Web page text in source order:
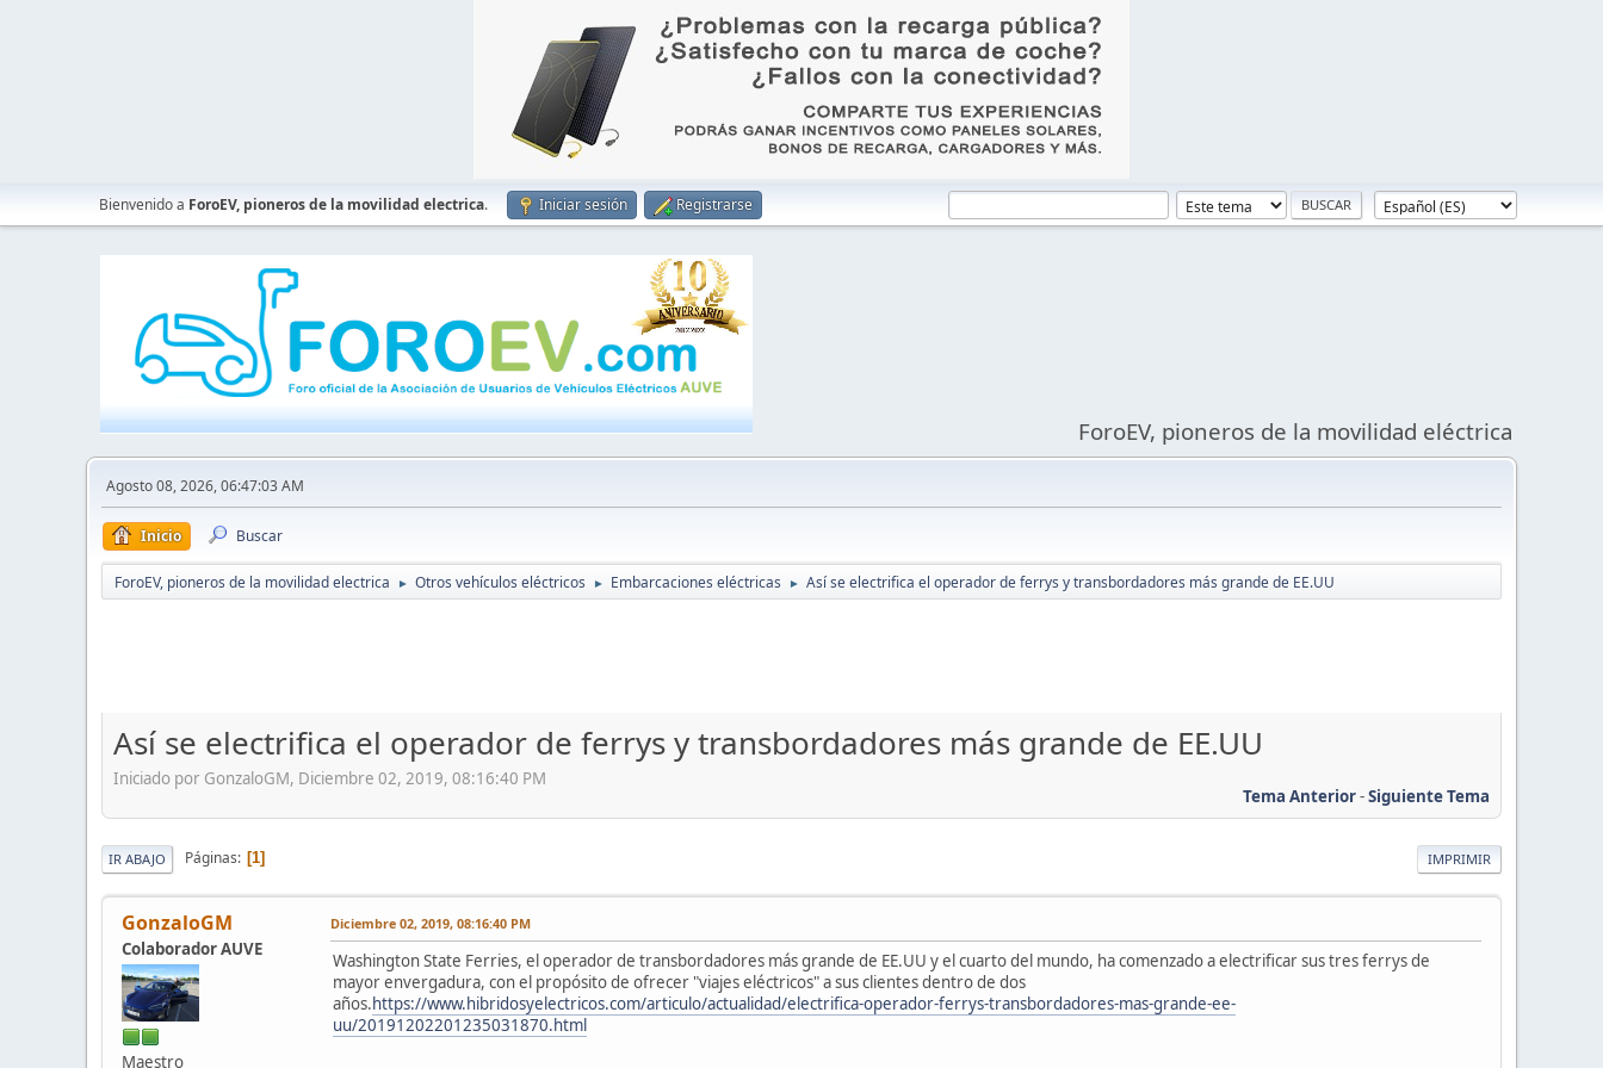
Bienvenido a ForoEV, pioneros de la movilidad electrica. Iniciar sesión Registrarse
ForoEV, pioneros de la movilidad eléctrica
Agosto 08, 2026, 06:47:03 AM
Inicio Buscar
ForoEV, pioneros de la movilidad electrica ► Otros vehículos eléctricos ► Embarcaciones eléctricas ► Así se electrifica el operador de ferrys y transbordadores más grande de EE.UU
Así se electrifica el operador de ferrys y transbordadores más grande de EE.UU
Iniciado por GonzaloGM, Diciembre 02, 2019, 08:16:40 PM
Tema Anterior-Siguiente Tema
IMPRIMIR
IR ABAJO Páginas 1
GonzaloGM
Colaborador AUVE
Maestro
Diciembre 02, 2019, 08:16:40 PM
Washington State Ferries, el operador de transbordadores más grande de EE.UU y el cuarto del mundo, ha comenzado a electrificar sus tres ferrys de
mayor envergadura, con el propósito de ofrecer "viajes eléctricos" a sus clientes dentro de dos
años.https://www.hibridosyelectricos.com/articulo/actualidad/electrifica-operador-ferrys-transbordadores-mas-grande-ee-
uu/20191202201235031870.html